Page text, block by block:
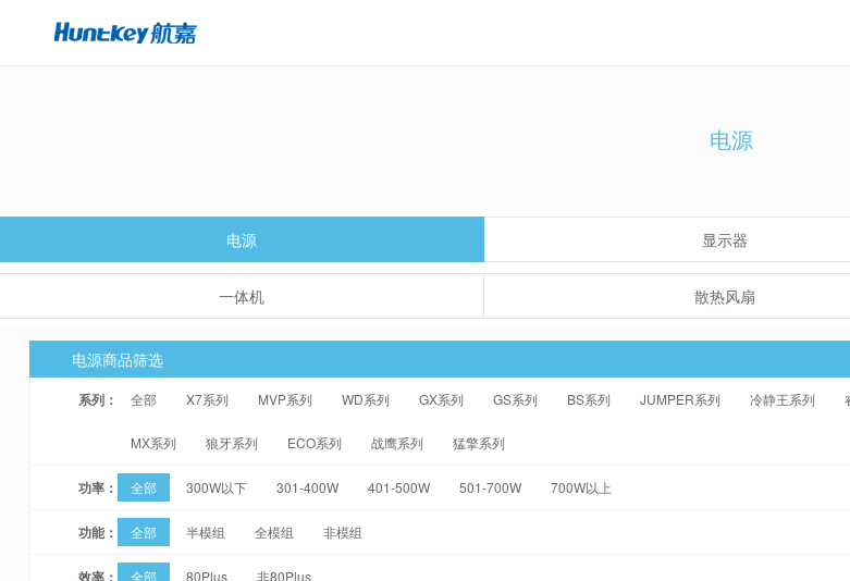
电源
电源 显示器
一体机 散热风扇
电源商品筛选
系列： 全部 X7系列 MVP系列 WD系列 GX系列 GS系列 BS系列 JUMPER系列 冷静王系列
MX系列 狼牙系列 ECO系列 战鹰系列 猛擎系列
功率： 全部 300W以下 301-400W 401-500W 501-700W 700W以上
功能： 全部 半模组 全模组 非模组
效率： 全部 80Plus 非80Plus